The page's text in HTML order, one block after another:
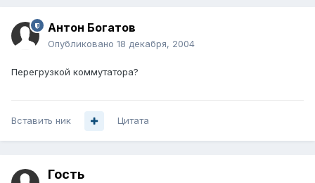
Антон Богатов
Опубликовано 18 декабря, 2004
Перегрузкой коммутатора?
Вставить ник Цитата
Гость